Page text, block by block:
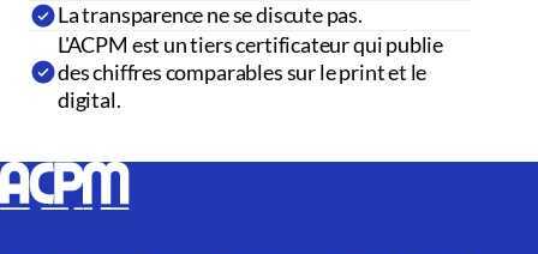
La transparence ne se discute pas.
L'ACPM est un tiers certificateur qui publie
des chiffres comparables sur le print et le
digital.